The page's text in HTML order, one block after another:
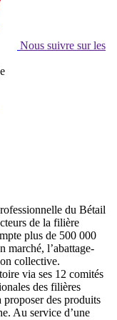
Nous suivre sur les
du Bétail
de la filière
plus de 500 000
marché, l’abattage-
collective.
via ses 12 comités
des filières
proposer des produits
Au service d’une